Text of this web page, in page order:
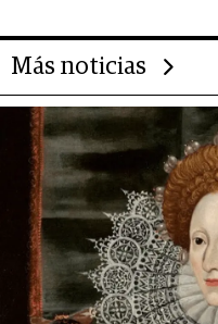
Más noticias